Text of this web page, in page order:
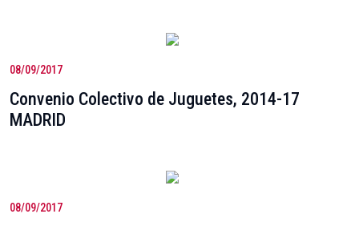
08/09/2017
Convenio Colectivo de Juguetes, 2014-17
MADRID
08/09/2017